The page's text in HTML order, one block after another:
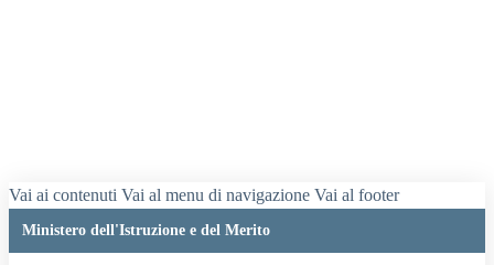
Vai ai contenuti Vai al menu di navigazione Vai al footer
Ministero dell'Istruzione e del Merito